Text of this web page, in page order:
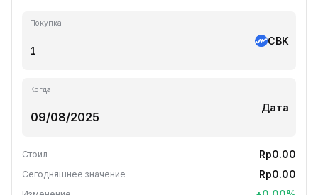
Покупка
CBK
Когда
Дата
Стоил Rp0.00
Сегодняшнее значение Rp0.00